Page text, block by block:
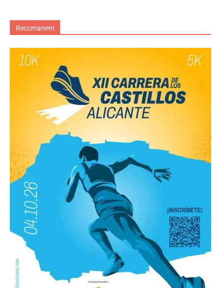
Recomanem